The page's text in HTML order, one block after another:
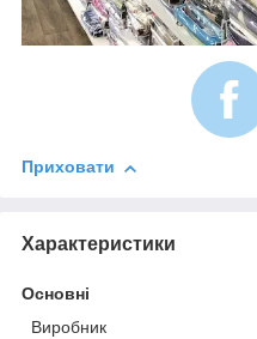
Приховати
Характеристики
Основні
Виробник